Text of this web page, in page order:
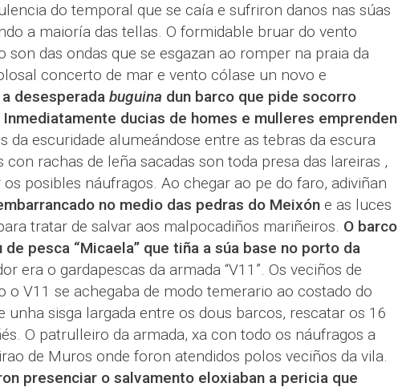
do temporal que se caía e sufriron danos nas súas
a maioría das tellas. O formidable bruar do vento
son das ondas que se esgazan ao romper na praia da
concerto de mar e vento cólase un novo e
a desesperada buguina dun barco que pide socorro
Inmediatamente ducias de homes e mulleres emprenden
da escuridade alumeándose entre as tebras da escura
rachas de leña sacadas son toda presa das lareiras ,
posibles náufragos. Ao chegar ao pe do faro, adiviñan
no medio das pedras do Meixón e as luces
tratar de salvar aos malpocadiños mariñeiros. O barco
pesca “Micaela” que tiña a súa base no porto da
era o gardapescas da armada “V11”. Os veciños de
o V11 se achegaba de modo temerario ao costado do
unha sisga largada entre os dous barcos, rescatar os 16
O patrulleiro da armada, xa con todo os náufragos a
de Muros onde foron atendidos polos veciños da vila.
presenciar o salvamento eloxiaban a pericia que